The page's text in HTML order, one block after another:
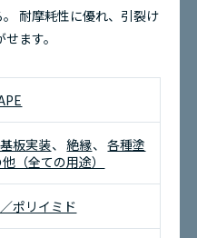
耐摩耗性に優れ、引裂け
ます。
板実装 絶縁
各種塗
（全ての用途）
ポリイミド